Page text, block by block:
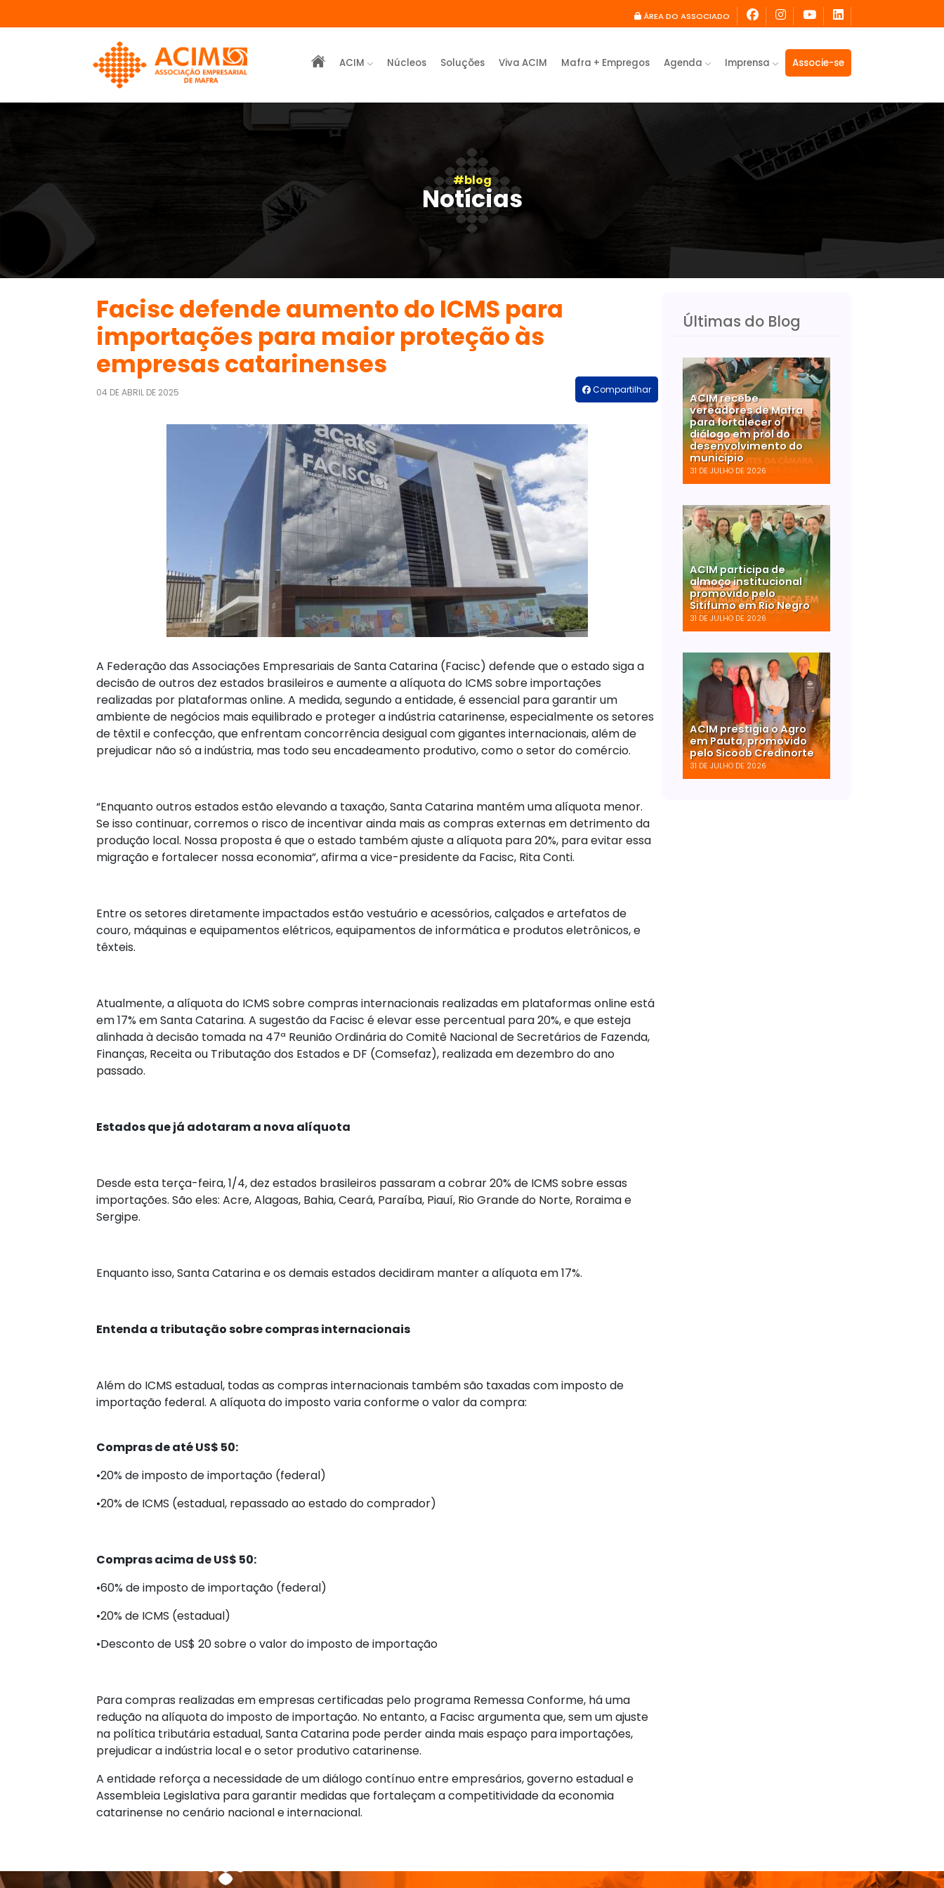
ÁREA DO ASSOCIADO
ACIM Núcleos Soluções Viva ACIM Mafra + Empregos Agenda Imprensa Associe-se
#blog
Notícias
Facisc defende aumento do ICMS para
importações para maior proteção às
empresas catarinenses
04 DE ABRIL DE 2025 Compartilhar
A Federação das Associações Empresariais de Santa Catarina (Facisc) defende que o estado siga a
decisão de outros dez estados brasileiros e aumente a alíquota do ICMS sobre importações
realizadas por plataformas online. A medida, segundo a entidade, é essencial para garantir um
ambiente de negócios mais equilibrado e proteger a indústria catarinense, especialmente os setores
de têxtil e confecção, que enfrentam concorrência desigual com gigantes internacionais, além de
prejudicar não só a indústria, mas todo seu encadeamento produtivo, como o setor do comércio.
“Enquanto outros estados estão elevando a taxação, Santa Catarina mantém uma alíquota menor.
Se isso continuar, corremos o risco de incentivar ainda mais as compras externas em detrimento da
produção local. Nossa proposta é que o estado também ajuste a alíquota para 20%, para evitar essa
migração e fortalecer nossa economia”, afirma a vice-presidente da Facisc, Rita Conti.
Entre os setores diretamente impactados estão vestuário e acessórios, calçados e artefatos de
couro, máquinas e equipamentos elétricos, equipamentos de informática e produtos eletrônicos, e
têxteis.
Atualmente, a alíquota do ICMS sobre compras internacionais realizadas em plataformas online está
em 17% em Santa Catarina. A sugestão da Facisc é elevar esse percentual para 20%, e que esteja
alinhada à decisão tomada na 47ª Reunião Ordinária do Comitê Nacional de Secretários de Fazenda,
Finanças, Receita ou Tributação dos Estados e DF (Comsefaz), realizada em dezembro do ano
passado.
Estados que já adotaram a nova alíquota
Desde esta terça-feira, 1/4, dez estados brasileiros passaram a cobrar 20% de ICMS sobre essas
importações. São eles: Acre, Alagoas, Bahia, Ceará, Paraíba, Piauí, Rio Grande do Norte, Roraima e
Sergipe.
Enquanto isso, Santa Catarina e os demais estados decidiram manter a alíquota em 17%.
Entenda a tributação sobre compras internacionais
Além do ICMS estadual, todas as compras internacionais também são taxadas com imposto de
importação federal. A alíquota do imposto varia conforme o valor da compra:
Compras de até US$ 50:
•20% de imposto de importação (federal)
•20% de ICMS (estadual, repassado ao estado do comprador)
Compras acima de US$ 50:
•60% de imposto de importação (federal)
•20% de ICMS (estadual)
•Desconto de US$ 20 sobre o valor do imposto de importação
Para compras realizadas em empresas certificadas pelo programa Remessa Conforme, há uma
redução na alíquota do imposto de importação. No entanto, a Facisc argumenta que, sem um ajuste
na política tributária estadual, Santa Catarina pode perder ainda mais espaço para importações,
prejudicar a indústria local e o setor produtivo catarinense.
A entidade reforça a necessidade de um diálogo contínuo entre empresários, governo estadual e
Assembleia Legislativa para garantir medidas que fortaleçam a competitividade da economia
catarinense no cenário nacional e internacional.
Últimas do Blog
ACIM recebe
vereadores de Mafra
para fortalecer o
diálogo em prol do
desenvolvimento do
município
31 DE JULHO DE 2026
ACIM participa de
almoço institucional
promovido pelo
Sitifumo em Rio Negro
31 DE JULHO DE 2026
ACIM prestigia o Agro
em Pauta, promovido
pelo Sicoob Credinorte
31 DE JULHO DE 2026